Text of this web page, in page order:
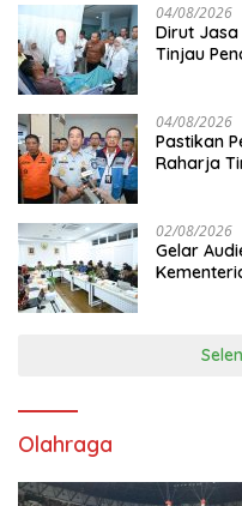
04/08/2026
Dirut
Tinjau
04/08/2026
Pastikan
Raharja
02/08/2026
Gelar
Olahraga